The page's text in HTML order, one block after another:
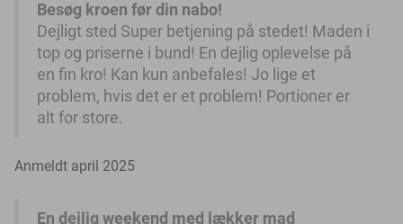
Besøg kroen før din nabo!
Dejligt sted Super betjening på stedet! Maden i
top og priserne i bund! En dejlig oplevelse på
en fin kro! Kan kun anbefales! Jo lige et
problem, hvis det er et problem! Portioner er
alt for store.
Anmeldt april 2025
En dejlig weekend med lækker mad